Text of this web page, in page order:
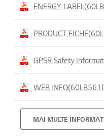
ENERGY
PRODUCT
GPSR Safety
WEB
MAI MULTE